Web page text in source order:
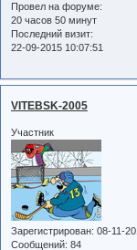
Провел на форуме:
20 часов 50 минут
Последний визит:
22-09-2015 10:07:51
VITEBSK-2005
Участник
Зарегистрирован: 08-11-
Сообщений: 84